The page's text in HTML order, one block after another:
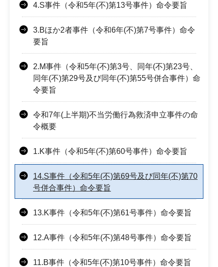
4.S事件（令和5年(不)第13号事件）命令要旨
3.Bほか2者事件（令和6年(不)第7号事件）命令
要旨
2.M事件（令和5年(不)第3号、同年(不)第23号、
同年(不)第29号及び同年(不)第55号併合事件）命
令要旨
令和7年(上半期)不当労働行為救済申立事件の命
令概要
1.K事件（令和5年(不)第60号事件）命令要旨
14.S事件（令和5年(不)第69号及び同年(不)第70
号併合事件）命令要旨
13.K事件（令和5年(不)第61号事件）命令要旨
12.A事件（令和5年(不)第48号事件）命令要旨
11.B事件（令和5年(不)第10号事件）命令要旨